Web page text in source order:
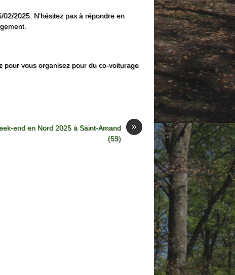
2025. N’hésitez pas à répondre en
pour vous organisez pour du co-voiturage
»
end en Nord 2025 à Saint-Amand
(59)